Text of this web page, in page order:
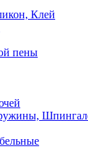
Клей
пены